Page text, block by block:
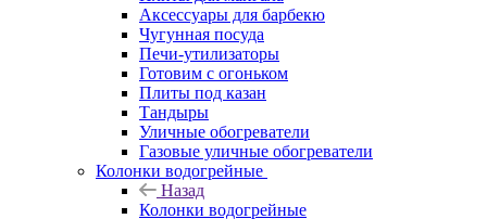
Аксессуары для барбекю
Чугунная посуда
Печи-утилизаторы
Готовим с огоньком
Плиты под казан
Тандыры
Уличные обогреватели
Газовые уличные обогреватели
Колонки водогрейные
Назад
Колонки водогрейные